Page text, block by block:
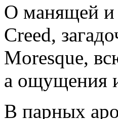
О манящей и
Creed,
Moresque,
а ощущения
В парных